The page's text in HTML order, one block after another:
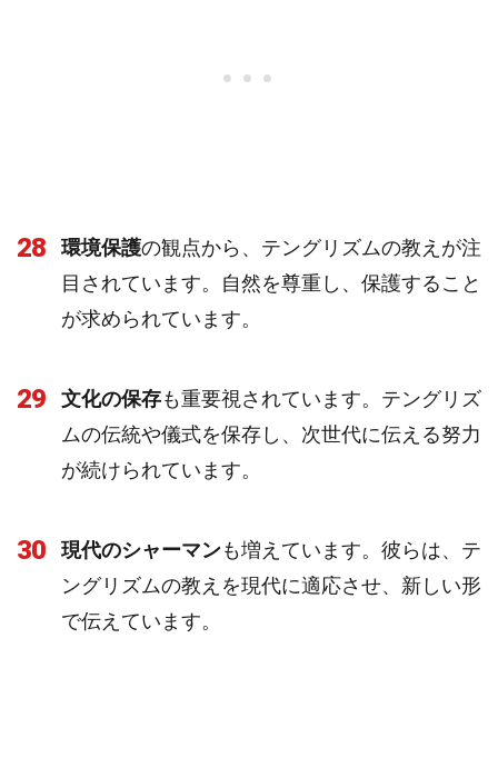
28 環境保護の観点から、テングリズムの教えが注
目されています。自然を尊重し、保護すること
が求められています。
29 文化の保存も重要視されています。テングリズ
ムの伝統や儀式を保存し、次世代に伝える努力
が続けられています。
30 現代のシャーマンも増えています。彼らは、テ
ングリズムの教えを現代に適応させ、新しい形
で伝えています。